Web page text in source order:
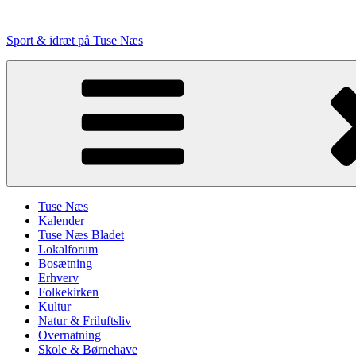
indhold
Sport & idræt på Tuse Næs
Tuse Næs
Kalender
Tuse Næs Bladet
Lokalforum
Bosætning
Erhverv
Folkekirken
Kultur
Natur & Friluftsliv
Overnatning
Skole & Børnehave